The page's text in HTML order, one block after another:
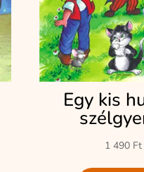
Egy kis
1 490 Ft